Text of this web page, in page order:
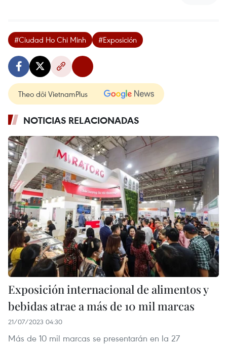
#Ciudad Ho Chi Minh #Exposición
Theo dõi VietnamPlus
NOTICIAS RELACIONADAS
Exposición internacional de alimentos y
bebidas atrae a más de 10 mil marcas
21/07/2023 04:30
Más de 10 mil marcas se presentarán en la 27